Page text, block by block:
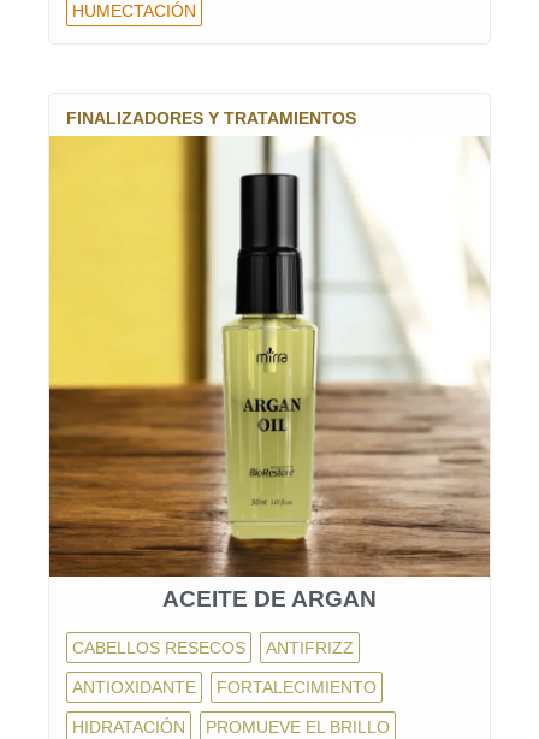
HUMECTACIÓN
FINALIZADORES Y TRATAMIENTOS
ACEITE DE ARGAN
CABELLOS RESECOS ANTIFRIZZ
ANTIOXIDANTE FORTALECIMIENTO
HIDRATACIÓN PROMUEVE EL BRILLO